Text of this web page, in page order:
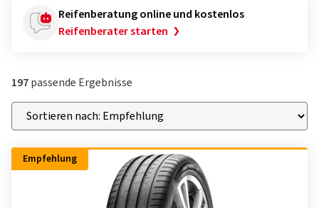
Reifenberatung online und kostenlos
Reifenberater starten
197passende Ergebnisse
Empfehlung